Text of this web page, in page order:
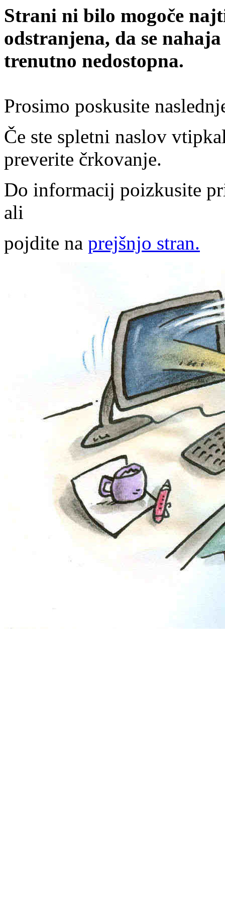
Strani ni bilo mogoče
odstranjena, da se
trenutno nedostopna.
Prosimo poskusite
Če ste spletni naslov
preverite črkovanje.
Do informacij poizkusite
ali
pojdite na prejšnjo stran.